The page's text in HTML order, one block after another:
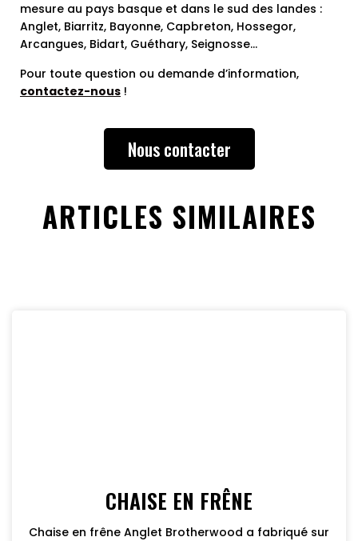
mesure au pays basque et dans le sud des landes :
Anglet, Biarritz, Bayonne, Capbreton, Hossegor,
Arcangues, Bidart, Guéthary, Seignosse…
Pour toute question ou demande d’information,
contactez-nous !
Nous contacter
ARTICLES SIMILAIRES
CHAISE EN FRÊNE
Chaise en frêne Anglet Brotherwood a fabriqué sur